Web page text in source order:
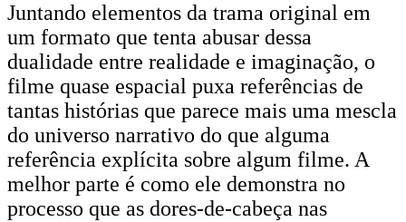
Juntando elementos da trama original em
um formato que tenta abusar dessa
dualidade entre realidade e imaginação, o
filme quase espacial puxa referências de
tantas histórias que parece mais uma mescla
do universo narrativo do que alguma
referência explícita sobre algum filme. A
melhor parte é como ele demonstra no
processo que as dores-de-cabeça nas